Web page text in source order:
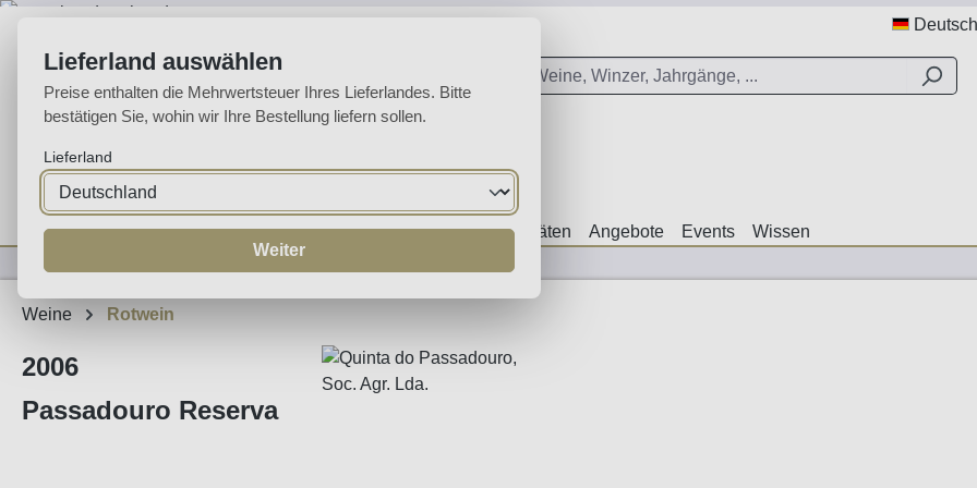
Deutsch
Home Weine Likörweine Espumante Aguardente Spezialitäten Angebote Events Wissen
Weine Rotwein
2006
Passadouro Reserva
Lieferland auswählen
Preise enthalten die Mehrwertsteuer Ihres Lieferlandes. Bitte
bestätigen Sie, wohin wir Ihre Bestellung liefern sollen.
Lieferland
Weiter